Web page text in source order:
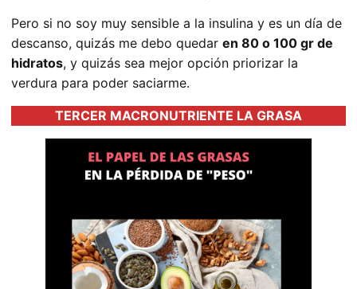
Pero si no soy muy sensible a la insulina y es un día de
descanso, quizás me debo quedar en 80 o 100 gr de
hidratos, y quizás sea mejor opción priorizar la
verdura para poder saciarme.
TERCER MACRONUTRIENTE LA GRASA